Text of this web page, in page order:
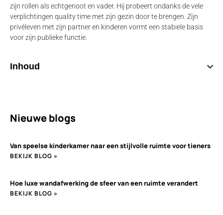
zijn rollen als echtgenoot en vader. Hij probeert ondanks de vele
verplichtingen quality time met zijn gezin door te brengen. Zijn
privéleven met zijn partner en kinderen vormt een stabiele basis
voor zijn publieke functie.
Inhoud
Nieuwe blogs
Van speelse kinderkamer naar een stijlvolle ruimte voor tieners
BEKIJK BLOG »
Hoe luxe wandafwerking de sfeer van een ruimte verandert
BEKIJK BLOG »